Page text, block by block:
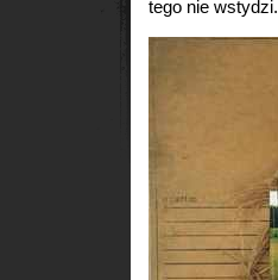
tego nie wstydzi.